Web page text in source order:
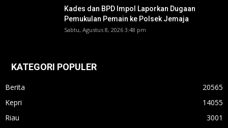
Kades dan BPD Impol Laporkan Dugaan
Pemukulan Pemain ke Polsek Jemaja
Sabtu, Agustus 8, 2026 3:48 pm
KATEGORI POPULER
Berita
20565
Kepri
14055
Riau
3001